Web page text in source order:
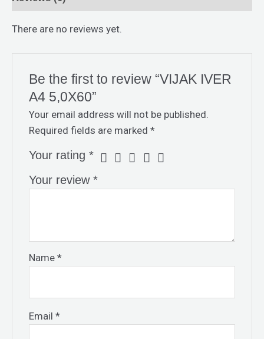
There are no reviews yet.
Be the first to review “VIJAK IVER
A4 5,0X60”
Your email address will not be published.
Required fields are marked*
Your rating*
Your review*
Name*
Email*